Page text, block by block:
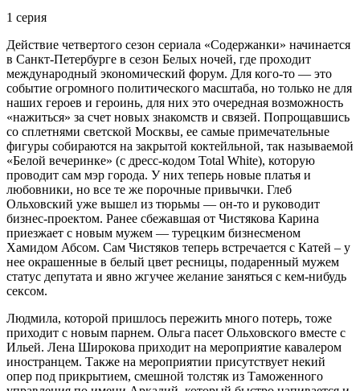
1 серия
Действие четвертого сезон сериала «Содержанки» начинается
в Санкт-Петербурге в сезон Белых ночей, где проходит
международный экономический форум. Для кого-то — это
событие огромного политического масштаба, но только не для
наших героев и героинь, для них это очередная возможность
«нажиться» за счет новых знакомств и связей. Попрощавшись
со сплетнями светской Москвы, ее самые примечательные
фигуры собираются на закрытой коктейльной, так называемой
«Белой вечеринке» (с дресс-кодом Total White), которую
проводит сам мэр города. У них теперь новые платья и
любовники, но все те же порочные привычки. Глеб
Ольховский уже вышел из тюрьмы — он-то и руководит
бизнес-проектом. Ранее сбежавшая от Чистякова Карина
приезжает с новым мужем — турецким бизнесменом
Хамидом Абсом. Сам Чистяков теперь встречается с Катей – у
нее окрашенные в белый цвет ресницы, подаренный мужем
статус депутата и явно жгучее желание заняться с кем-нибудь
сексом.
Людмила, которой пришлось пережить много потерь, тоже
приходит с новым парнем. Ольга пасет Ольховского вместе с
Ильей. Лена Широкова приходит на мероприятие кавалером
иностранцем. Также на мероприятии присутствует некий
опер под прикрытием, смешной толстяк из Таможенного